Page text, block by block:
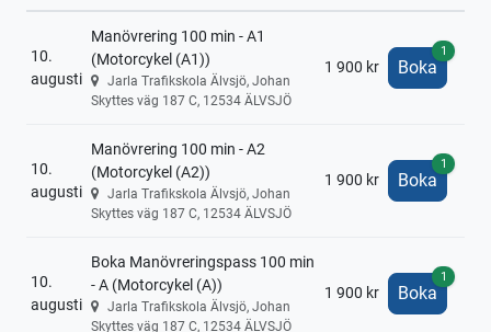
10.
augusti
Manövrering 100 min - A1
(Motorcykel (A1))
Jarla Trafikskola Älvsjö, Johan
Skyttes väg 187 C, 12534 ÄLVSJÖ
1 900 kr Boka
1
10.
augusti
Manövrering 100 min - A2
(Motorcykel (A2))
Jarla Trafikskola Älvsjö, Johan
Skyttes väg 187 C, 12534 ÄLVSJÖ
1 900 kr Boka
1
10.
augusti
Boka Manövreringspass 100 min
- A (Motorcykel (A))
Jarla Trafikskola Älvsjö, Johan
Skyttes väg 187 C, 12534 ÄLVSJÖ
1 900 kr Boka
1